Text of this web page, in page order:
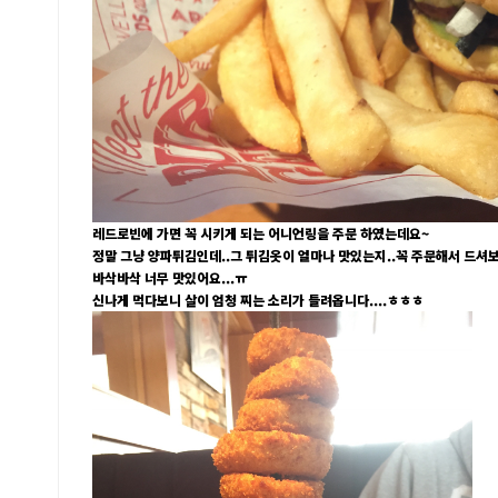
레드로빈에 가면 꼭 시키게 되는 어니언링을 주문 하였는데요~
정말 그냥 양파튀김인데..그 튀김옷이 얼마나 맛있는지..꼭 주문해서 드셔
바삭바삭 너무 맛있어요...ㅠ
신나게 먹다보니 살이 엄청 찌는 소리가 들려옵니다....ㅎㅎㅎ